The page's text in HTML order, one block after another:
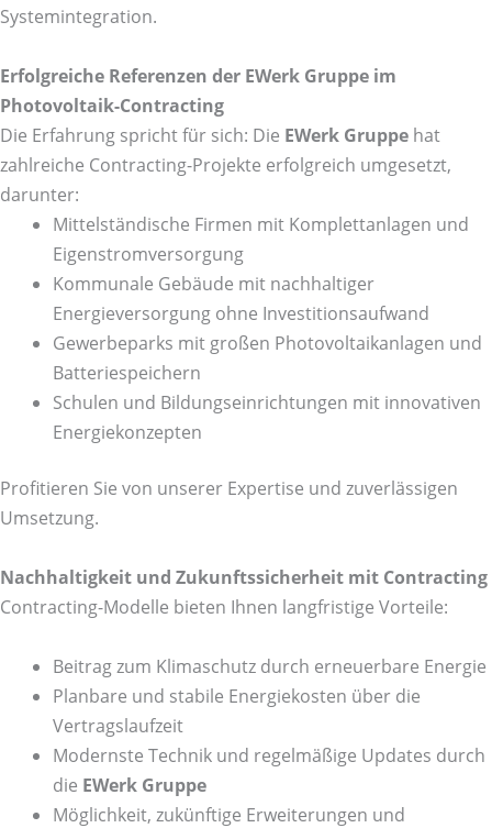
Systemintegration.
Erfolgreiche Referenzen der EWerk Gruppe im
Photovoltaik-Contracting
Die Erfahrung spricht für sich: Die EWerk Gruppe hat
zahlreiche Contracting-Projekte erfolgreich umgesetzt,
darunter:
Mittelständische Firmen mit Komplettanlagen und
Eigenstromversorgung
Kommunale Gebäude mit nachhaltiger
Energieversorgung ohne Investitionsaufwand
Gewerbeparks mit großen Photovoltaikanlagen und
Batteriespeichern
Schulen und Bildungseinrichtungen mit innovativen
Energiekonzepten
Profitieren Sie von unserer Expertise und zuverlässigen
Umsetzung.
Nachhaltigkeit und Zukunftssicherheit mit Contracting
Contracting-Modelle bieten Ihnen langfristige Vorteile:
Beitrag zum Klimaschutz durch erneuerbare Energie
Planbare und stabile Energiekosten über die
Vertragslaufzeit
Modernste Technik und regelmäßige Updates durch
die EWerk Gruppe
Möglichkeit, zukünftige Erweiterungen und